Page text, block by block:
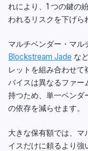
れにより、1 つの鍵の
われるリスクを下げら
マルチベンダー・マル
Blockstream Jade な
レットを組み合わせ
バイスは異なるファー
持つため、単一ベンダ
の依存を減らせます。
大きな保有額では、
イスだけに頼るより強